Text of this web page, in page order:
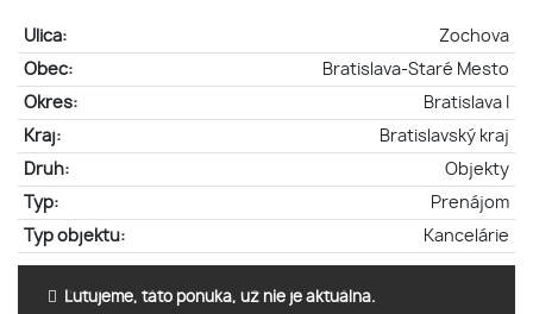
Ulica:
Zochova
Obec:
Bratislava-Staré Mesto
Okres:
Bratislava I
Kraj:
Bratislavský kraj
Druh:
Objekty
Typ:
Prenájom
Typ objektu:
Kancelárie
Ľutujeme, táto ponuka, už nie je aktuálna.